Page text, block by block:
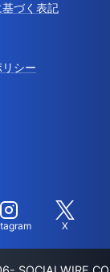
づく表記
シー
X